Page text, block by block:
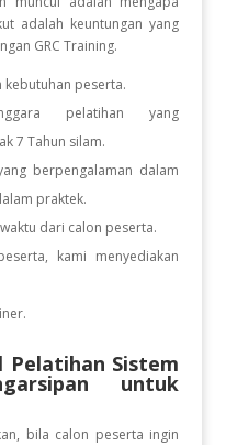
adalah keuntungan yang
GRC Training.
peserta.
pelatihan yang
7 Tahun silam.
berpengalaman dalam
praktek.
dari calon peserta.
kami menyediakan
Pelatihan Sistem
untuk
bila calon peserta ingin